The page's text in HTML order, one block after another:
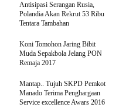
Antisipasi Serangan Rusia,
Polandia Akan Rekrut 53 Ribu
Tentara Tambahan
Koni Tomohon Jaring Bibit
Muda Sepakbola Jelang PON
Remaja 2017
Mantap.. Tujuh SKPD Pemkot
Manado Terima Penghargaan
Service excellence Awars 2016